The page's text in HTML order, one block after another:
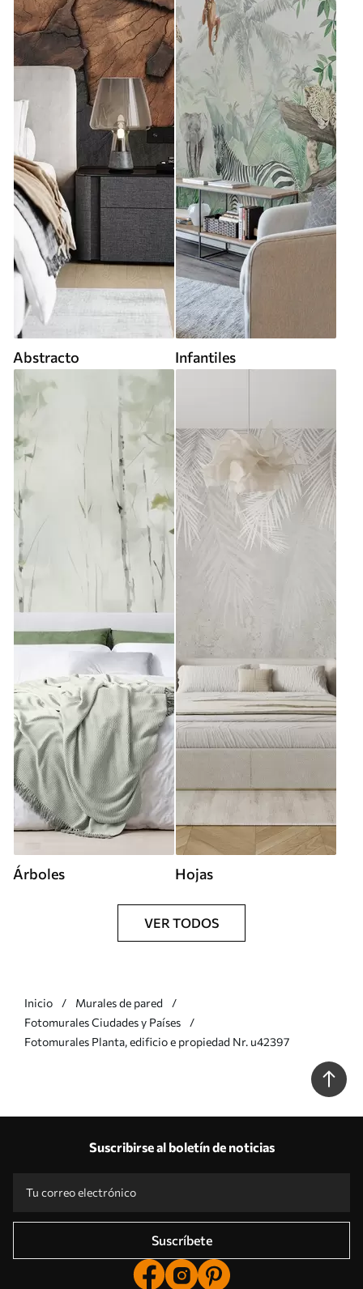
Abstracto Infantiles
Árboles Hojas
VER TODOS
Inicio
Murales de pared
Fotomurales Ciudades y Países
Fotomurales Planta, edificio e propiedad Nr. u42397
Suscribirse al boletín de noticias
Suscríbete